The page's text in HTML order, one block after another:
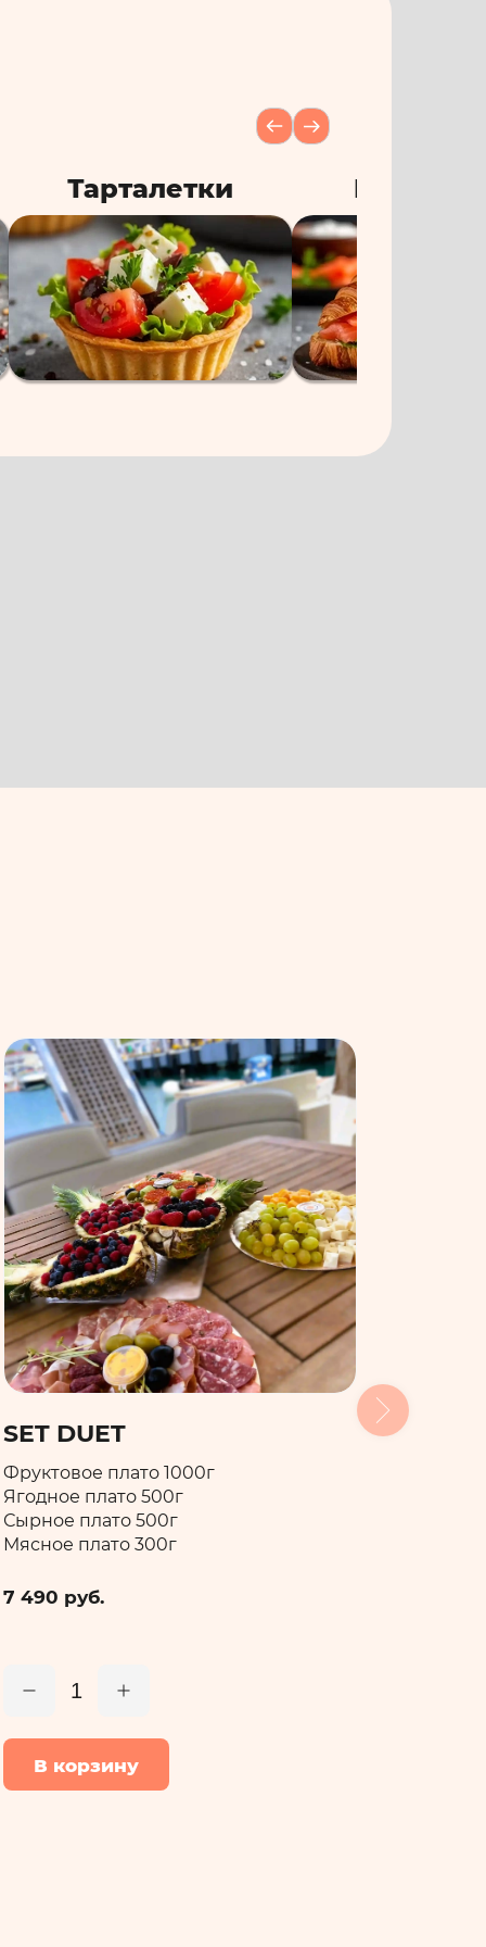
Тарталетки
SET TRIO
Фруктовое плато 1500 г
Ягодное плато 700 г
Сырное плато 700 г
Мясное плато 450 г
9 450 руб.
1
В корзину